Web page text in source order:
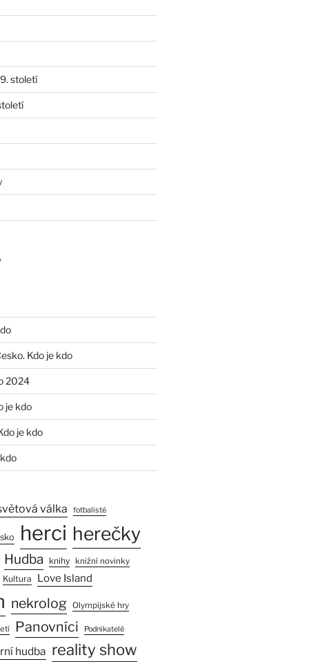
století
Kdo je kdo
2024
je kdo
je kdo
válka fotbalisté
herci herečky
Hudba knihy knižní novinky
Kultura Love Island
nekrolog Olympijské hry
Panovníci Podnikatelé
hudba reality show